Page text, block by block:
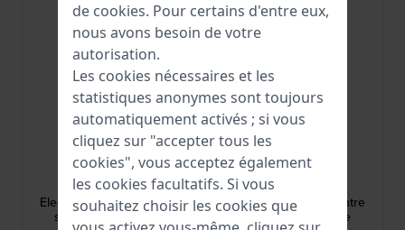
Citizen
EM0500-73L
Elegance 32 mm Montre
solaire pour femme
Citizen
EM0506-77A
Elegance 32 mm Montre
solaire pour femme
de cookies. Pour certains d'entre eux,
nous avons besoin de votre
autorisation.
Les cookies nécessaires et les
statistiques anonymes sont toujours
automatiquement activés ; si vous
cliquez sur "accepter tous les
cookies", vous acceptez également
les cookies facultatifs. Si vous
souhaitez choisir les cookies que